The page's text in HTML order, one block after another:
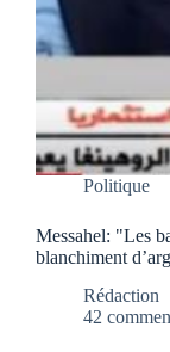
Politique
Messahel: "Les
blanchiment
Rédaction
42